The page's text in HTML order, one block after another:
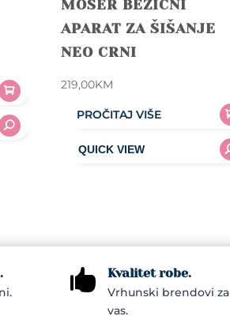
MOSER BEŽIČNI
APARAT ZA ŠIŠANJE
NEO CRNI
219,00KM
PROČITAJ VIŠE
 Kvalitet robe.
Vrhunski brendovi za
vas.